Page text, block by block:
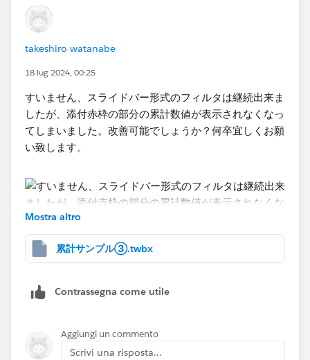
takeshiro watanabe
18 lug 2024, 00:25
すいません、スライドバー形式のフィルタは継続出来ま
したが、添付赤枠の部分の累計数値が表示されなくなっ
てしまいました。改善可能でしょうか？何卒宜しくお願
い致します。
Mostra altro
累計サンプル③.twbx
Contrassegna come utile
Aggiungi un commento
Scrivi una risposta...